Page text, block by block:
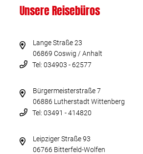
Unsere Reisebüros
Lange Straße 23
06869 Coswig / Anhalt
Tel: 034903 - 62577
Bürgermeisterstraße 7
06886 Lutherstadt Wittenberg
Tel: 03491 - 414820
Leipziger Straße 93
06766 Bitterfeld-Wolfen